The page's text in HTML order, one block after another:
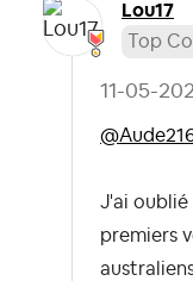
Lou17
Top
‎11-05-
J'ai oublié
premiers